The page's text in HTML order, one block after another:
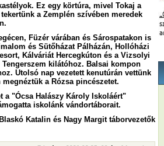
Ez egy körtúra, mivel Tokaj a
a Zemplén szívében meredek
Füzér várában és Sárospatakon is
és Sütőházat Pálházán, Hollóházi
Kálváriát Hercegkúton és a Vizsolyi
kilátóhoz. Balsai kompon
Utolsó nap vezetett kenutúrán vettünk
a Rózsa pincészetet.
a "Ócsa Halászy Károly Iskoláért"
iskolánk vándortáborait.
Blaskó Katalin és Nagy Margit táborvezetők